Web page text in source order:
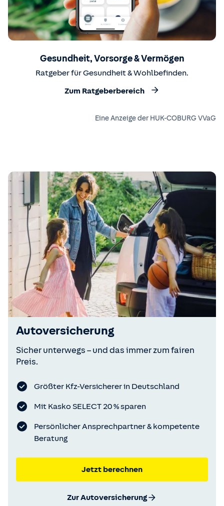
Gesundheit, Vorsorge & Vermögen
Ratgeber für Gesundheit & Wohlbefinden.
Zum Ratgeberbereich
Eine Anzeige der HUK-COBURG VVaG
Autoversicherung
Sicher unterwegs – und das immer zum fairen
Preis.
Größter Kfz-Versicherer in Deutschland
Mit Kasko SELECT 20 % sparen
Persönlicher Ansprechpartner & kompetente
Beratung
Jetzt berechnen
Zur Autoversicherung